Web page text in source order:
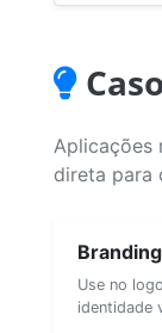
Aplicações
direta para
Branding
Use no
identidade